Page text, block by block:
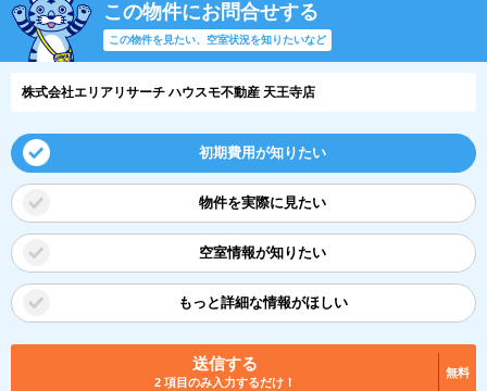
この物件にお問合せする
この物件を見たい、空室状況を知りたいなど
株式会社エリアリサーチ ハウスモ不動産 天王寺店
初期費用が知りたい
物件を実際に見たい
空室情報が知りたい
もっと詳細な情報がほしい
送信する
2 項目のみ入力するだけ！
無料